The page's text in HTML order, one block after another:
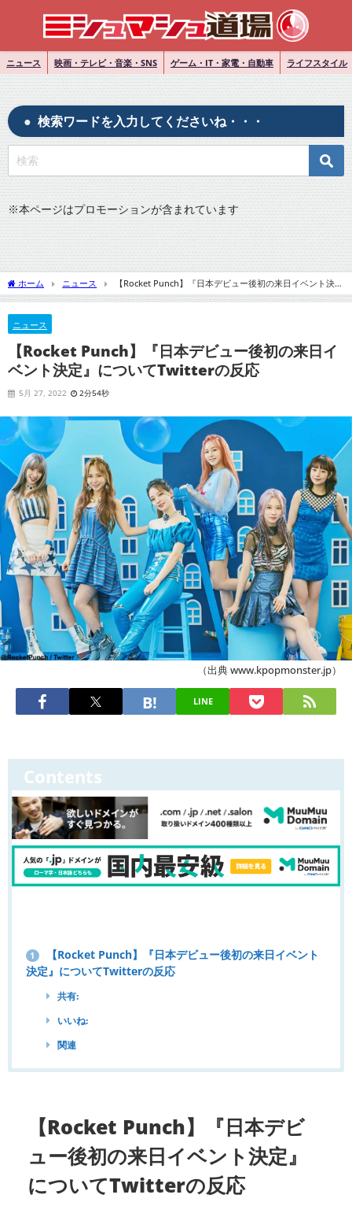
ニュース 映画・テレビ・音楽・SNS ゲーム・IT・家電・自動車 ライフスタイル
検索ワードを入力してくださいね・・・
※本ページはプロモーションが含まれています
ホーム ニュース
【Rocket Punch】『日本デビュー後初の来日イベント決
定』についてTwitterの反応
ニュース
【Rocket Punch】『日本デビュー後初の来日イ
ベント決定』についてTwitterの反応
5月 27, 2022 2分54秒
（出典 www.kpopmonster.jp）
LINE
Contents
1
【Rocket Punch】『日本デビュー後初の来日イベント
決定』についてTwitterの反応
共有:
いいね:
関連
【Rocket Punch】『日本デビ
ュー後初の来日イベント決定』
についてTwitterの反応